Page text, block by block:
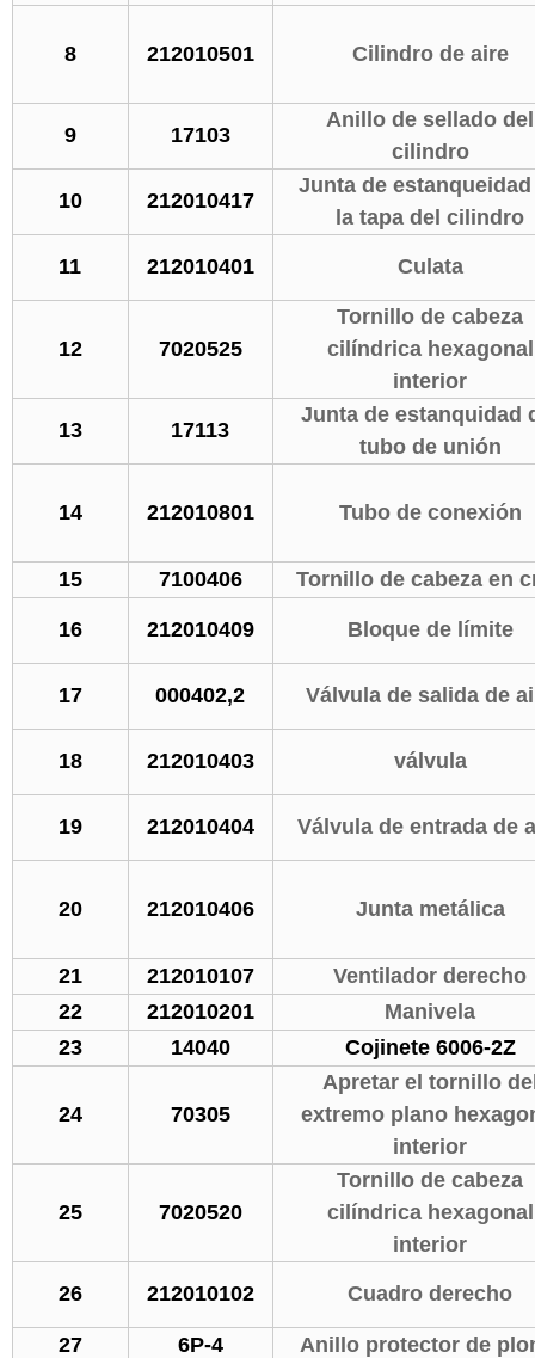
8 212010501 Cilindro de aire
9 17103
Anillo de sellado del
cilindro
10 212010417
Junta de estanqueidad
la tapa del cilindro
11 212010401 Culata
12 7020525
Tornillo de cabeza
cilíndrica hexagonal
interior
13 17113
Junta de estanquidad
tubo de unión
14 212010801 Tubo de conexión
15 7100406 Tornillo de cabeza en
16 212010409 Bloque de límite
17 000402,2 Válvula de salida de
18 212010403 válvula
19 212010404 Válvula de entrada de
20 212010406 Junta metálica
21 212010107
Ventilador derecho
22
212010201
Manivela
23
14040 Cojinete 6006-2Z
24 70305
Apretar el tornillo
extremo plano
interior
25 7020520
Tornillo de cabeza
cilíndrica hexagonal
interior
26 212010102 Cuadro derecho
27 6P-4 Anillo protector de